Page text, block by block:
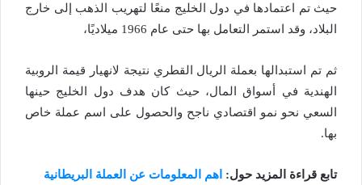
حيث تم اعتمادها في دول الخليج منعًا لتهريب الذهب إلى خارج
البلاد، وقد استمر التعامل بها حتى عام 1966 ميلاديًا،
ثم تم استبدالها بعملة الريال القطري نتيجة لانهيار قيمة الروبية
الهندية في أسواق المال، حيث كان هدف دول الخليج حينها
السعي نحو نمو اقتصادي ناجح والحصول على اسم عملة خاص
بها.
تابع قراءة المزيد حول: اهم المعلومات عن العملة البريطانية